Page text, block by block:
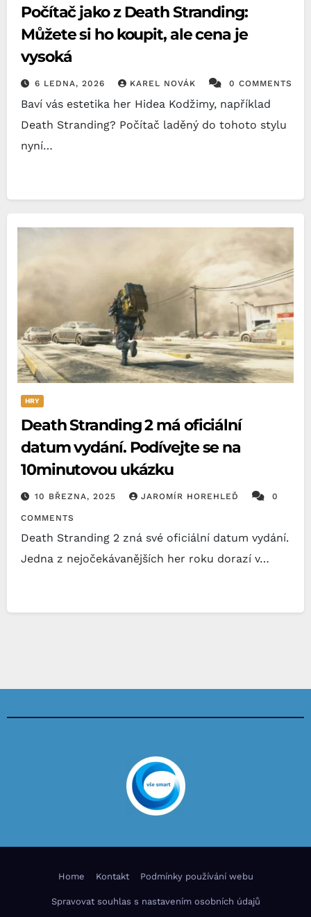
Počítač jako z Death Stranding:
Můžete si ho koupit, ale cena je
vysoká
6 LEDNA, 2026 KAREL NOVÁK 0 COMMENTS
Baví vás estetika her Hidea Kodžimy, například
Death Stranding? Počítač laděný do tohoto stylu
nyní…
HRY
Death Stranding 2 má oficiální
datum vydání. Podívejte se na
10minutovou ukázku
10 BŘEZNA, 2025 JAROMÍR HOREHLEĎ 0
COMMENTS
Death Stranding 2 zná své oficiální datum vydání.
Jedna z nejočekávanějších her roku dorazí v…
Home Kontakt Podmínky používání webu
Spravovat souhlas s nastavením osobních údajů